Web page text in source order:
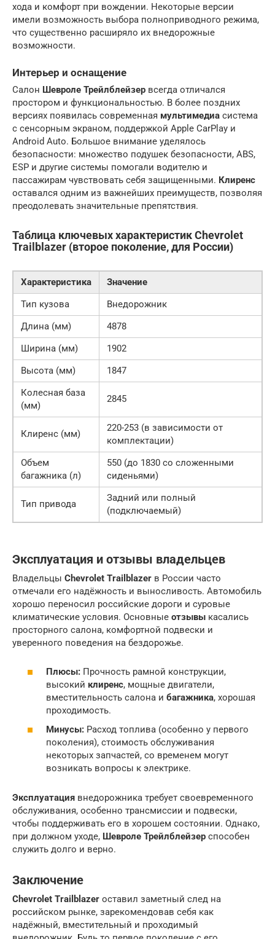
хода и комфорт при вождении. Некоторые версии
имели возможность выбора полноприводного режима,
что существенно расширяло их внедорожные
возможности.
Интерьер и оснащение
Салон Шевроле Трейлблейзер всегда отличался
простором и функциональностью. В более поздних
версиях появилась современная мультимедиа система
с сенсорным экраном, поддержкой Apple CarPlay и
Android Auto. Большое внимание уделялось
безопасности: множество подушек безопасности, ABS,
ESP и другие системы помогали водителю и
пассажирам чувствовать себя защищенными. Клиренс
оставался одним из важнейших преимуществ, позволяя
преодолевать значительные препятствия.
Таблица ключевых характеристик Chevrolet
Trailblazer (второе поколение, для России)
Характеристика
Значение
Тип кузова
Внедорожник
Длина (мм)
4878
Ширина (мм)
1902
Высота (мм)
1847
Колесная база
(мм)
2845
Клиренс (мм)
220-253 (в зависимости от
комплектации)
Объем
багажника (л)
550 (до 1830 со сложенными
сиденьями)
Тип привода
Задний или полный
(подключаемый)
Эксплуатация и отзывы владельцев
Владельцы Chevrolet Trailblazer в России часто
отмечали его надёжность и выносливость. Автомобиль
хорошо переносил российские дороги и суровые
климатические условия. Основные отзывы касались
просторного салона, комфортной подвески и
уверенного поведения на бездорожье.
Плюсы: Прочность рамной конструкции,
высокий клиренс, мощные двигатели,
вместительность салона и багажника, хорошая
проходимость.
Минусы: Расход топлива (особенно у первого
поколения), стоимость обслуживания
некоторых запчастей, со временем могут
возникать вопросы к электрике.
Эксплуатация внедорожника требует своевременного
обслуживания, особенно трансмиссии и подвески,
чтобы поддерживать его в хорошем состоянии. Однако,
при должном уходе, Шевроле Трейлблейзер способен
служить долго и верно.
Заключение
Chevrolet Trailblazer оставил заметный след на
российском рынке, зарекомендовав себя как
надёжный, вместительный и проходимый